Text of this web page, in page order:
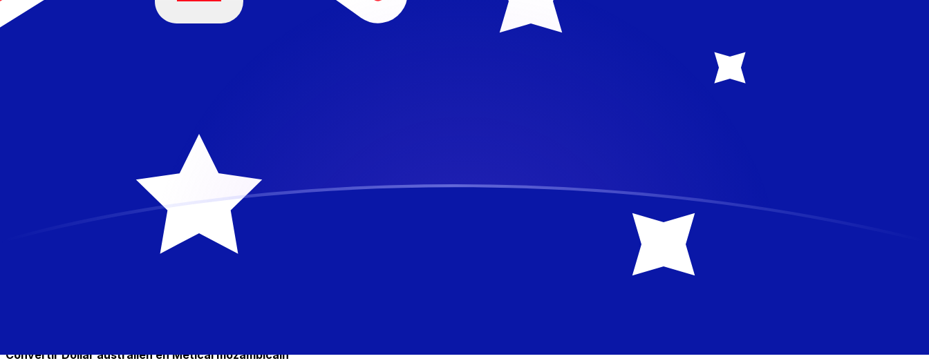
Inscrivez-vous aujourd'hui
Rate information of MZM/AUD currency pair
Dollar australien
0,0000222328 AUD
AUD
0,000222328
AUD
0,000555819
AUD
0,00111164 AUD
0,00222328
AUD
Convertir Dollar australien en Metical mozambicain